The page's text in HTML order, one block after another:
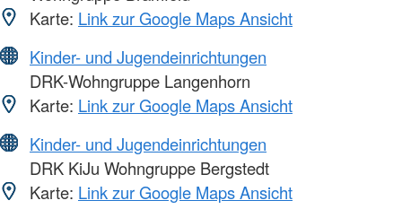
Karte: Link zur Google Maps Ansicht
Kinder- und Jugendeinrichtungen
DRK-Wohngruppe Langenhorn
Karte: Link zur Google Maps Ansicht
Kinder- und Jugendeinrichtungen
DRK KiJu Wohngruppe Bergstedt
Karte: Link zur Google Maps Ansicht